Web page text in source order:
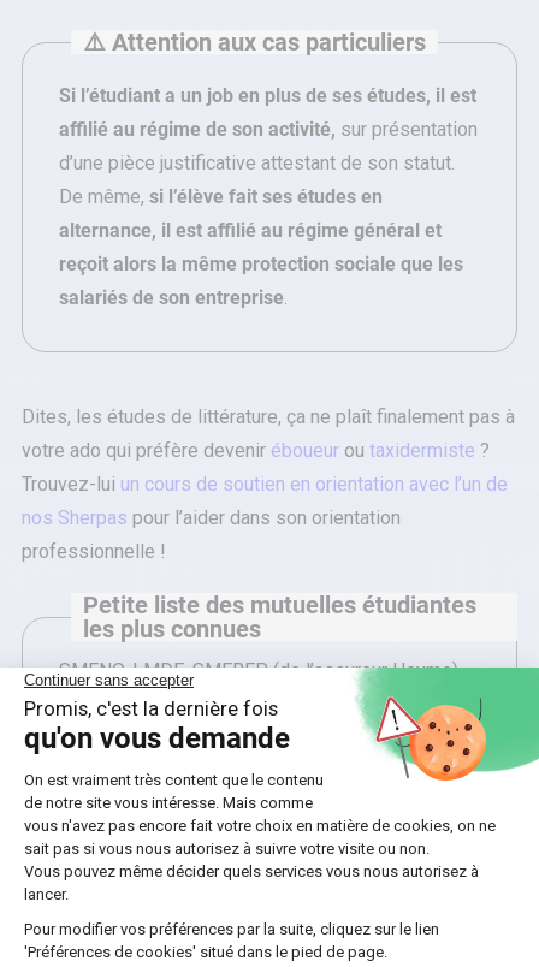
⚠️ Attention aux cas particuliers
Si l’étudiant a un job en plus de ses études, il est
affilié au régime de son activité, sur présentation
d’une pièce justificative attestant de son statut.
De même, si l’élève fait ses études en
alternance, il est affilié au régime général et
reçoit alors la même protection sociale que les
salariés de son entreprise.
Dites, les études de littérature, ça ne plaît finalement pas à
votre ado qui préfère devenir éboueur ou taxidermiste ?
Trouvez-lui un cours de soutien en orientation avec l’un de
nos Sherpas pour l’aider dans son orientation
professionnelle !
Petite liste des mutuelles étudiantes
les plus connues
SMENO, LMDE, SMEREP (de l’assureur Heyme),
Vittavi ou encore MAE…
Pour souscrire une mutuelle étudiante complémentaire, on
vous conseille :
santé(dentaire, optique, hospitalisation…) ;